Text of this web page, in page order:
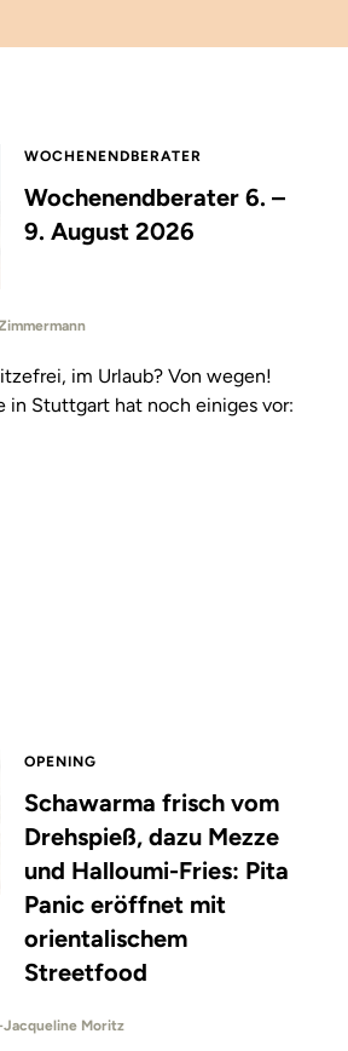
WOCHENENDBERATER
Wochenendberater 6. –
9. August 2026
im Urlaub? Von wegen!
in Stuttgart hat noch einiges vor:
OPENING
Schawarma frisch vom
Drehspieß, dazu Mezze
und Halloumi-Fries: Pita
Panic eröffnet mit
orientalischem
Streetfood
Moritz